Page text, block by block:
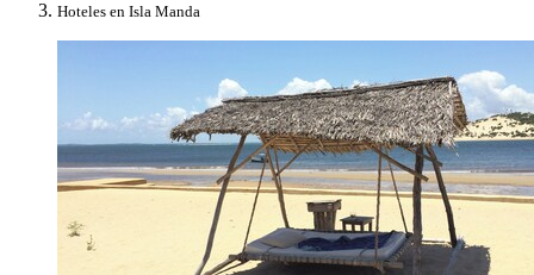
Hoteles en Isla Manda